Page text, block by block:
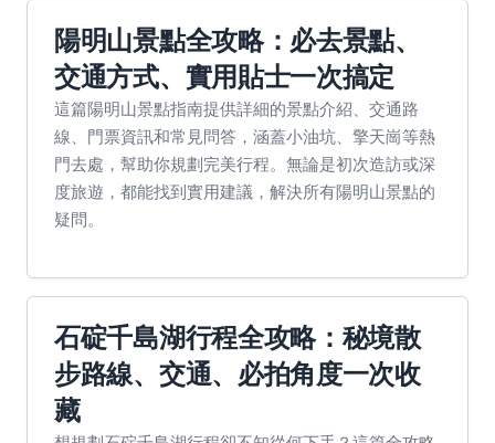
陽明山景點全攻略：必去景點、
交通方式、實用貼士一次搞定
這篇陽明山景點指南提供詳細的景點介紹、交通路
線、門票資訊和常見問答，涵蓋小油坑、擎天崗等熱
門去處，幫助你規劃完美行程。無論是初次造訪或深
度旅遊，都能找到實用建議，解決所有陽明山景點的
疑問。
石碇千島湖行程全攻略：秘境散
步路線、交通、必拍角度一次收
藏